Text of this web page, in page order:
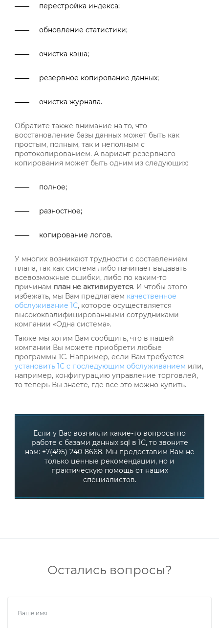
перестройка индекса;
обновление статистики;
очистка кэша;
резервное копирование данных;
очистка журнала.
Обратите также внимание на то, что
восстановление базы данных может быть как
простым, полным, так и неполным с
протоколированием. А вариант резервного
копирования может быть одним из следующих:
полное;
разностное;
копирование логов.
У многих возникают трудности с составлением
плана, так как система либо начинает выдавать
всевозможные ошибки, либо по каким-то
причинам план не активируется. И чтобы этого
избежать, мы Вам предлагаем качественное
обслуживание 1С, которое осуществляется
высококвалифицированными сотрудниками
компании «Одна система».
Также мы хотим Вам сообщить, что в нашей
компании Вы можете приобрети любые
программы 1С. Например, если Вам требуется
установить 1С с последующим обслуживанием или,
например, конфигурацию управление торговлей,
то теперь Вы знаете, где все это можно купить.
Если у Вас возникли какие-то вопросы по
работе с базами данных sql в 1С, то звоните
нам: +7(495) 240-8668. Мы предоставим Вам не
только ценные рекомендации, но и
практическую помощь от наших
специалистов.
Остались вопросы?